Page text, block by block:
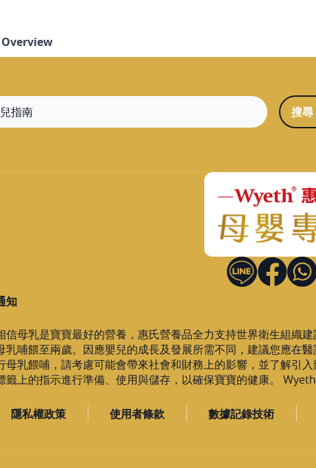
知
信母乳是寶寶最好的營養，惠氏營養品全力支持世界衛生組織
乳哺餵至兩歲。因應嬰兒的成長及發展所需不同，建議您應在
母乳餵哺，請考慮可能會帶來社會和財務上的影響，並了解引
籤上的指示進行準備、使用與儲存，以確保寶寶的健康。
隱私權政策 使用者條款 數據記錄技術